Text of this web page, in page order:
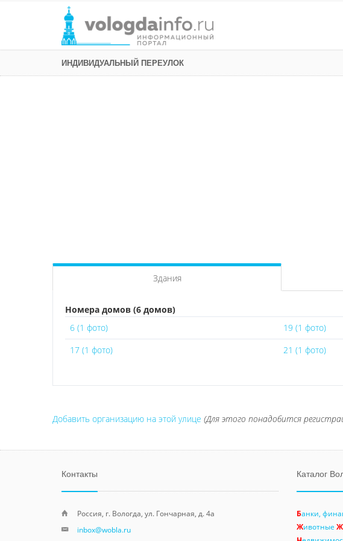
ИНДИВИДУАЛЬНЫЙ ПЕРЕУЛОК
Здания
Номера домов (6 домов)
6 (1 фото)
19 (1 фото)
17 (1 фото)
21 (1 фото)
Добавить организацию на этой улице (Для этого понадобится
Контакты
Россия, г. Вологда, ул. Гончарная, д. 4а
inbox@wobla.ru
Каталог
Банки,
Животные Ж